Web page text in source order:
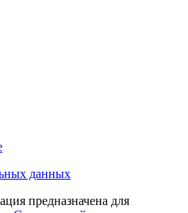
данных
предназначена для